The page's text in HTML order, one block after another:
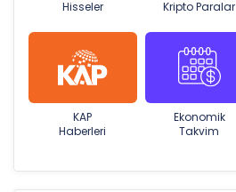
Hisseler Kripto Paralar
KAP
Haberleri
Ekonomik
Takvim